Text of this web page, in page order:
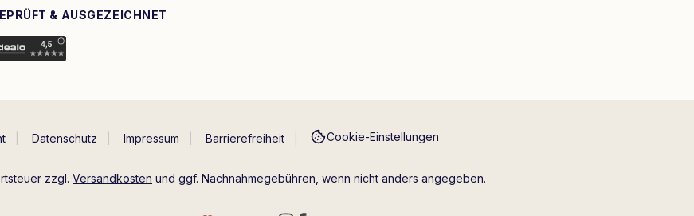
& AUSGEZEICHNET
Datenschutz Impressum Barrierefreiheit Cookie-Einstellungen
zzgl. Versandkosten und ggf. Nachnahmegebühren, wenn nicht anders angegeben.